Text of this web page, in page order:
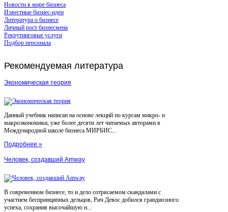
Новости в мире бизнеса
Известные бизнес-идеи
Литература о бизнесе
Личный рост бизнесмена
Рекрутинговые услуги
Подбор персонала
Рекомендуемая литература
Экономическая теория
Данный учебник написан на основе лекций по курсам микро- и
макроэкономики, уже более десяти лет читаемых авторами в
Международной школе бизнеса МИРБИС...
Подробнее »
Человек, создавший Amway
В современном бизнесе, то и дело сотрясаемом скандалами с
участием беспринципных дельцов, Рич Девос добился грандиозного
успеха, сохранив высочайшую н...